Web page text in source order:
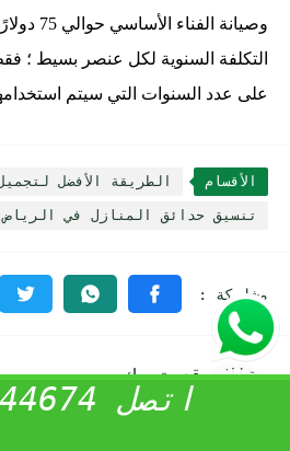
وصيانة
التكلفة السنوية لكل عنصر بسيط ؛
على عدد السنوات التي سيتم
الأقسام الطريقة الأفضل
تنسيق حدائق المنازل في الرياض
مقالات قد تهمك
اتصل 0553244674